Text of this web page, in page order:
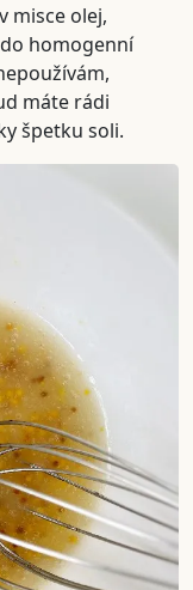
misce olej,
homogenní
máte rádi
špetku soli.